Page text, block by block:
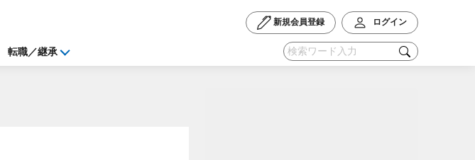
新規会員登録 ログイン
転職／継承